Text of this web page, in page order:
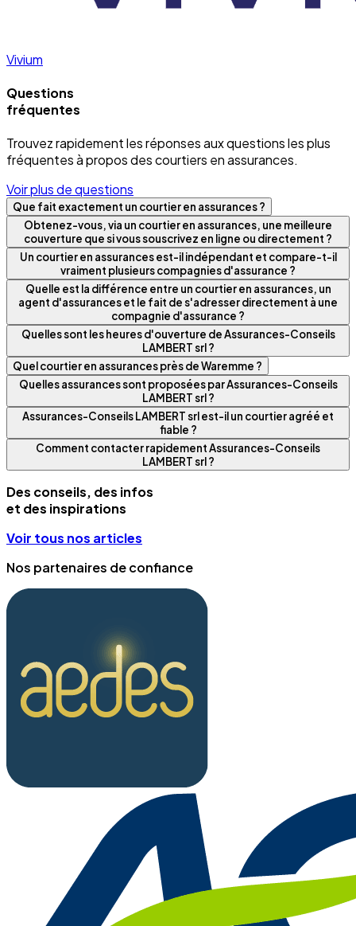
Vivium
Questions
fréquentes
Trouvez rapidement les réponses aux questions les plus
fréquentes à propos des courtiers en assurances.
Voir plus de questions
Que fait exactement un courtier en assurances ?
Obtenez-vous, via un courtier en assurances, une meilleure
couverture que si vous souscrivez en ligne ou directement ?
Un courtier en assurances est-il indépendant et compare-t-il
vraiment plusieurs compagnies d'assurance ?
Quelle est la différence entre un courtier en assurances, un
agent d'assurances et le fait de s'adresser directement à une
compagnie d'assurance ?
Quelles sont les heures d'ouverture de Assurances-Conseils
LAMBERT srl ?
Quel courtier en assurances près de Waremme ?
Quelles assurances sont proposées par Assurances-Conseils
LAMBERT srl ?
Assurances-Conseils LAMBERT srl est-il un courtier agréé et
fiable ?
Comment contacter rapidement Assurances-Conseils
LAMBERT srl ?
Des conseils, des infos
et des inspirations
Voir tous nos articles
Nos partenaires de confiance